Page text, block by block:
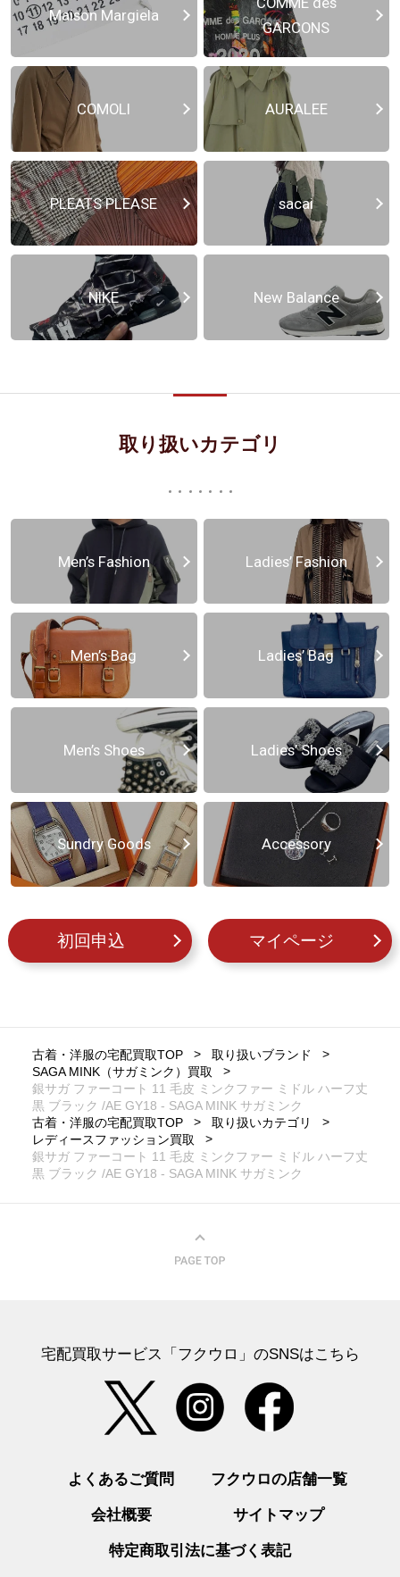
Maison Margiela
GARCONS
COMOLI AURALEE
PLEATS PLEASE sacai
NIKE New Balance
取り扱いカテゴリ
Men’s Fashion Ladies’ Fashion
Men’s Bag Ladies’ Bag
Men’s Shoes Ladies’ Shoes
Sundry Goods Accessory
初回申込 マイページ
古着・洋服の宅配買取TOP
取り扱いブランド
SAGA MINK（サガミンク）買取
銀サガ ファーコート 11 毛皮 ミンクファー ミドル ハーフ丈
黒 ブラック /AE GY18 - SAGA MINK サガミンク
古着・洋服の宅配買取TOP
取り扱いカテゴリ
レディースファッション買取
銀サガ ファーコート 11 毛皮 ミンクファー ミドル ハーフ丈
黒 ブラック /AE GY18 - SAGA MINK サガミンク
宅配買取サービス「フクウロ」のSNSはこちら
よくあるご質問 フクウロの店舗一覧
会社概要 サイトマップ
特定商取引法に基づく表記